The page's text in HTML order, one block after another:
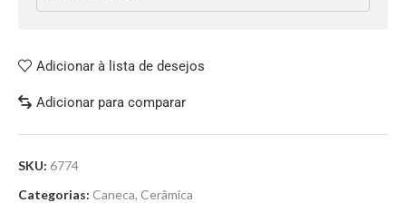
Adicionar à lista de desejos
Adicionar para comparar
SKU: 6774
Categorias: Caneca, Cerâmica